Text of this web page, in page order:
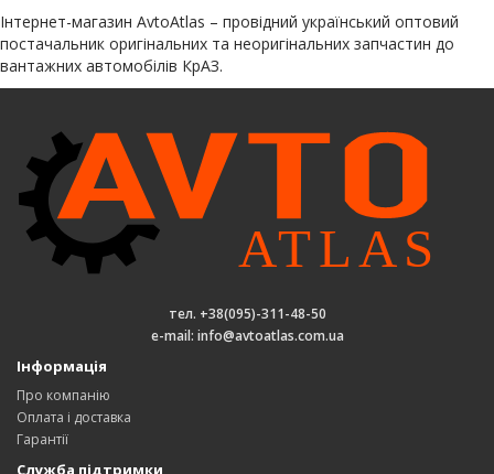
Інтернет-магазин AvtoAtlas – провідний український оптовий
постачальник оригінальних та неоригінальних запчастин до
вантажних автомобілів КрАЗ.
тел. +38(095)-311-48-50
e-mail: info@avtoatlas.com.ua
Інформація
Про компанію
Оплата і доставка
Гарантії